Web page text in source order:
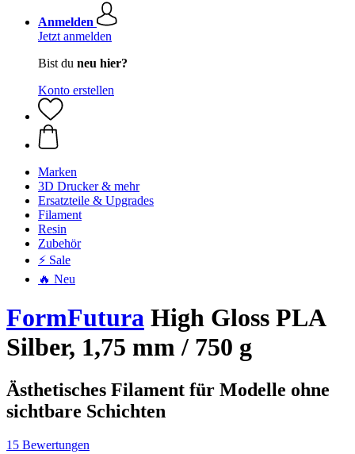
Anmelden
Jetzt anmelden
Bist du neu hier?
Konto erstellen
Marken
3D Drucker & mehr
Ersatzteile & Upgrades
Filament
Resin
Zubehör
⚡ Sale
🔥 Neu
FormFutura High Gloss PLA
Silber, 1,75 mm / 750 g
Ästhetisches Filament für Modelle ohne
sichtbare Schichten
15 Bewertungen